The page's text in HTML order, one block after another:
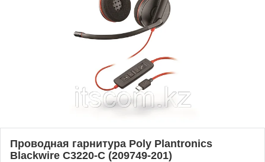
Проводная гарнитура Poly Plantronics
Blackwire C3220-С (209749-201)